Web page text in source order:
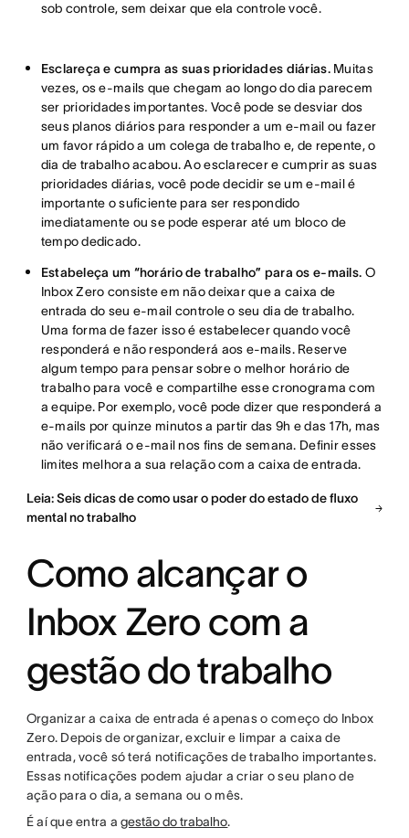
sob controle, sem deixar que ela controle você.
Esclareça e cumpra as suas prioridades diárias.Muitas
vezes, os e-mails que chegam ao longo do dia parecem
ser prioridades importantes. Você pode se desviar dos
seus planos diários para responder a um e-mail ou fazer
um favor rápido a um colega de trabalho e, de repente, o
dia de trabalho acabou. Ao esclarecer e cumprir as suas
prioridades diárias, você pode decidir se um e-mail é
importante o suficiente para ser respondido
imediatamente ou se pode esperar até um bloco de
tempo dedicado.
Estabeleça um “horário de trabalho” para os e-mails. O
Inbox Zero consiste em não deixar que a caixa de
entrada do seu e-mail controle o seu dia de trabalho.
Uma forma de fazer isso é estabelecer quando você
responderá e não responderá aos e-mails. Reserve
algum tempo para pensar sobre o melhor horário de
trabalho para você e compartilhe esse cronograma com
a equipe. Por exemplo, você pode dizer que responderá a
e-mails por quinze minutos a partir das 9h e das 17h, mas
não verificará o e-mail nos fins de semana. Definir esses
limites melhora a sua relação com a caixa de entrada.
Leia: Seis dicas de como usar o poder do estado de fluxo
mental no trabalho
Como alcançar o
Inbox Zero com a
gestão do trabalho
Organizar a caixa de entrada é apenas o começo do Inbox
Zero. Depois de organizar, excluir e limpar a caixa de
entrada, você só terá notificações de trabalho importantes.
Essas notificações podem ajudar a criar o seu plano de
ação para o dia, a semana ou o mês.
É aí que entra agestão do trabalho.